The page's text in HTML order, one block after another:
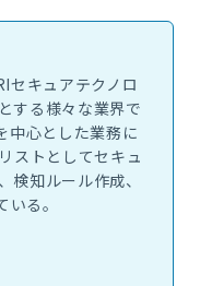
セキュアテクノロ
する様々な業界で
中心とした業務に
ストとしてセキュ
検知ルール作成、
る。